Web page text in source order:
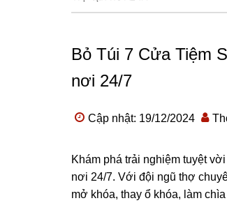
Bỏ Túi 7 Cửa Tiệm
nơi 24/7
Cập nhật: 19/12/2024
Khám phá trải nghiệm tuyệt
nơi 24/7. Với đội ngũ thợ
mở khóa, thay ổ khóa, làm